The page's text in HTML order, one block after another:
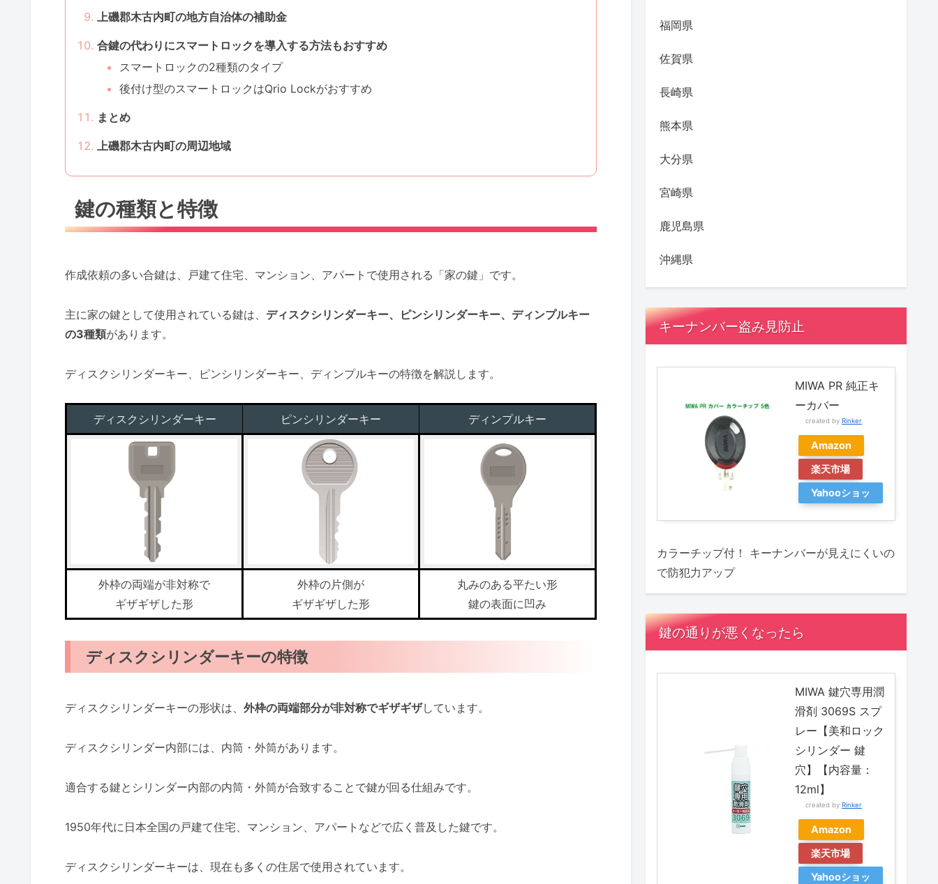
上磯郡木古内町の地方自治体の補助金
合鍵の代わりにスマートロックを導入する方法もおすすめ
スマートロックの2種類のタイプ
後付け型のスマートロックはQrio Lockがおすすめ
まとめ
上磯郡木古内町の周辺地域
鍵の種類と特徴
作成依頼の多い合鍵は、戸建て住宅、マンション、アパートで使用される「家の鍵」です。
主に家の鍵として使用されている鍵は、 ディスクシリンダーキー、ピンシリンダーキー、ディンプルキー
の3種類があります。
ディスクシリンダーキー、ピンシリンダーキー、ディンプルキーの特徴を解説します。
ディスクシリンダーキー ピンシリンダーキー ディンプルキー
外枠の両端が非対称で
ギザギザした形
外枠の片側が
ギザギザした形
丸みのある平たい形
鍵の表面に凹み
ディスクシリンダーキーの特徴
ディスクシリンダーキーの形状は、 外枠の両端部分が非対称でギザギザしています。
ディスクシリンダー内部には、内筒・外筒があります。
適合する鍵とシリンダー内部の内筒・外筒が合致することで鍵が回る仕組みです。
1950年代に日本全国の戸建て住宅、マンション、アパートなどで広く普及した鍵です。
ディスクシリンダーキーは、現在も多くの住居で使用されています。
福岡県
佐賀県
長崎県
熊本県
大分県
宮崎県
鹿児島県
沖縄県
キーナンバー盗み見防止
MIWA PR 純正キ
ーカバー
created by Rinker
Amazon
楽天市場
Yahooショッ
カラーチップ付！ キーナンバーが見えにくいの
で防犯力アップ
鍵の通りが悪くなったら
MIWA 鍵穴専用潤
滑剤 3069S スプ
レー【美和ロック
シリンダー 鍵
穴】【内容量：
12ml】
created by Rinker
Amazon
楽天市場
Yahooショッ